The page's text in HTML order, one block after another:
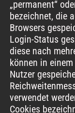
„permanent“
bezeichnet, die
Browsers
Login-Status
diese nach
können in
Nutzer
verwendet
Cookies